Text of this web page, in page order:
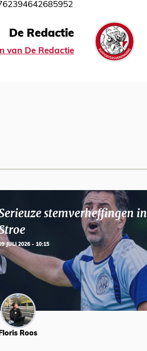
De Redactie
van De Redactie
stemverheffingen in
JULI 2026 - 10:15
Roos